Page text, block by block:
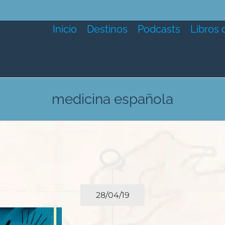
Inicio Destinos Podcasts Libros
medicina española
28/04/19